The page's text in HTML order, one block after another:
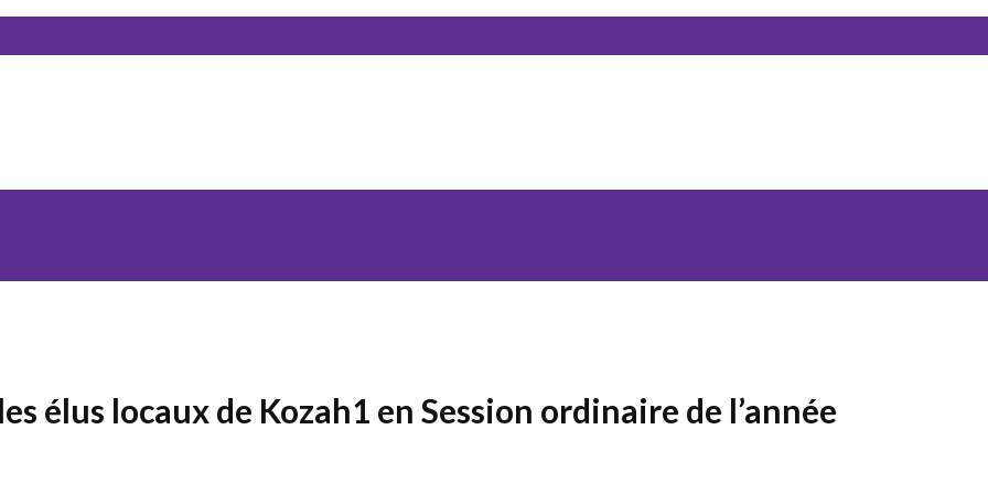
élus locaux de Kozah1 en Session ordinaire de l’année